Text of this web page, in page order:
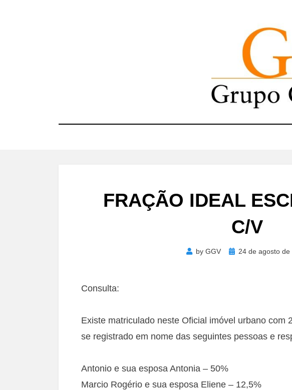
FRAÇÃO IDEAL
C/V
byGGV
Posted24 de agosto de
Consulta:
Existe matriculado neste Oficial imóvel urbano com
se registrado em nome das seguintes pessoas e
Antonio e sua esposa Antonia – 50%
Marcio Rogério e sua esposa Eliene – 12,5%